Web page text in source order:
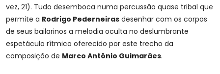
vez, 21). Tudo desemboca numa percussão quase tribal que
permite a Rodrigo Pederneiras desenhar com os corpos
de seus bailarinos a melodia oculta no deslumbrante
espetáculo rítmico oferecido por este trecho da
composição de Marco Antônio Guimarães.